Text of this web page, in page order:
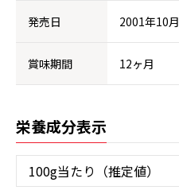
発売日 2001年10月
賞味期間 12ヶ月
栄養成分表示